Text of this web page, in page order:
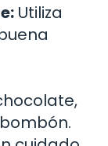
Utiliza